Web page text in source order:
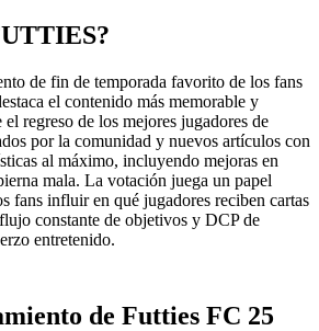
de fin de temporada favorito de los fans
el contenido más memorable y
regreso de los mejores jugadores de
por la comunidad y nuevos artículos con
al máximo, incluyendo mejoras en
mala. La votación juega un papel
fans influir en qué jugadores reciben cartas
constante de objetivos y DCP de
entretenido.
de Futties FC 25